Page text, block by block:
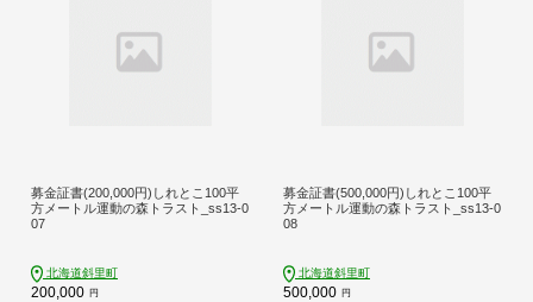
募金証書(200,000円)しれとこ100平
方メートル運動の森トラスト_ss13-0
07
北海道斜里町
200,000 円
募金証書(500,000円)しれとこ100平
方メートル運動の森トラスト_ss13-0
08
北海道斜里町
500,000 円